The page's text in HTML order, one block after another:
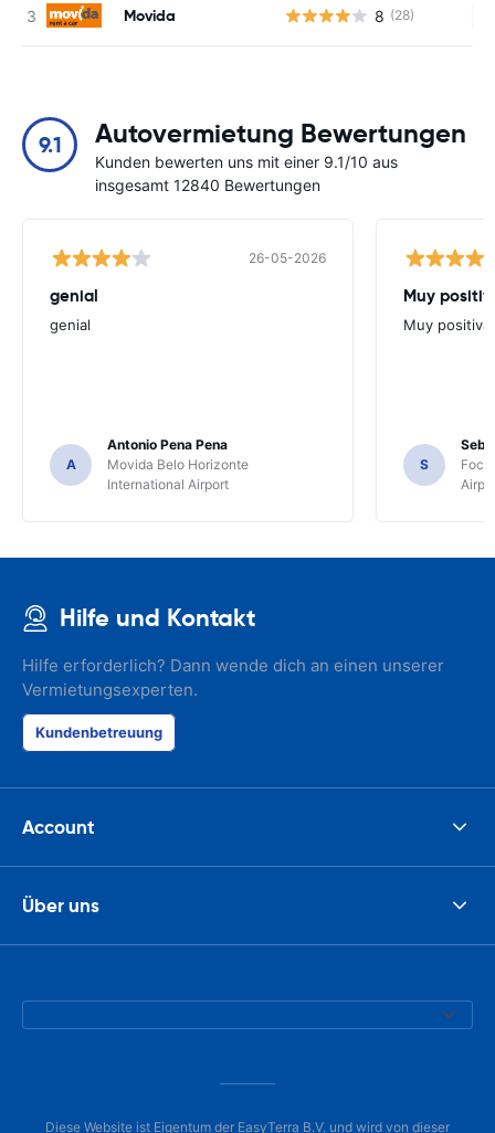
Movida 8 (28)
9.1 Autovermietung Bewertungen
Kunden bewerten uns mit einer 9.1/10 aus
insgesamt 12840 Bewertungen
26-05-2026
genial
genial
A
Antonio Pena Pena
Movida Belo Horizonte
International Airport
Muy
Muy positiva
S
Foco
Hilfe und Kontakt
Hilfe erforderlich? Dann wende dich an einen unserer
Vermietungsexperten.
Kundenbetreuung
Account
Über uns
Diese Website ist Eigentum der EasyTerra B.V. und wird von dieser